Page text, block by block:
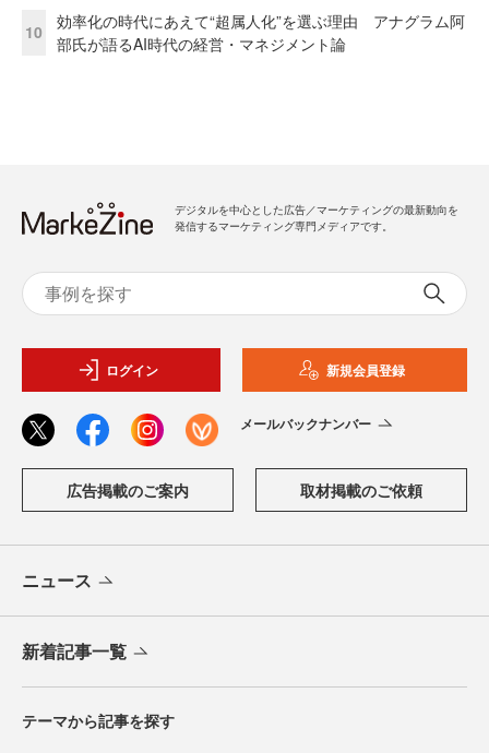
10
効率化の時代にあえて“超属人化”を選ぶ理由 アナグラム阿
部氏が語るAI時代の経営・マネジメント論
デジタルを中心とした広告／マーケティングの最新動向を
発信するマーケティング専門メディアです。
ログイン 新規会員登録
メールバックナンバー
広告掲載のご案内 取材掲載のご依頼
ニュース
新着記事一覧
テーマから記事を探す